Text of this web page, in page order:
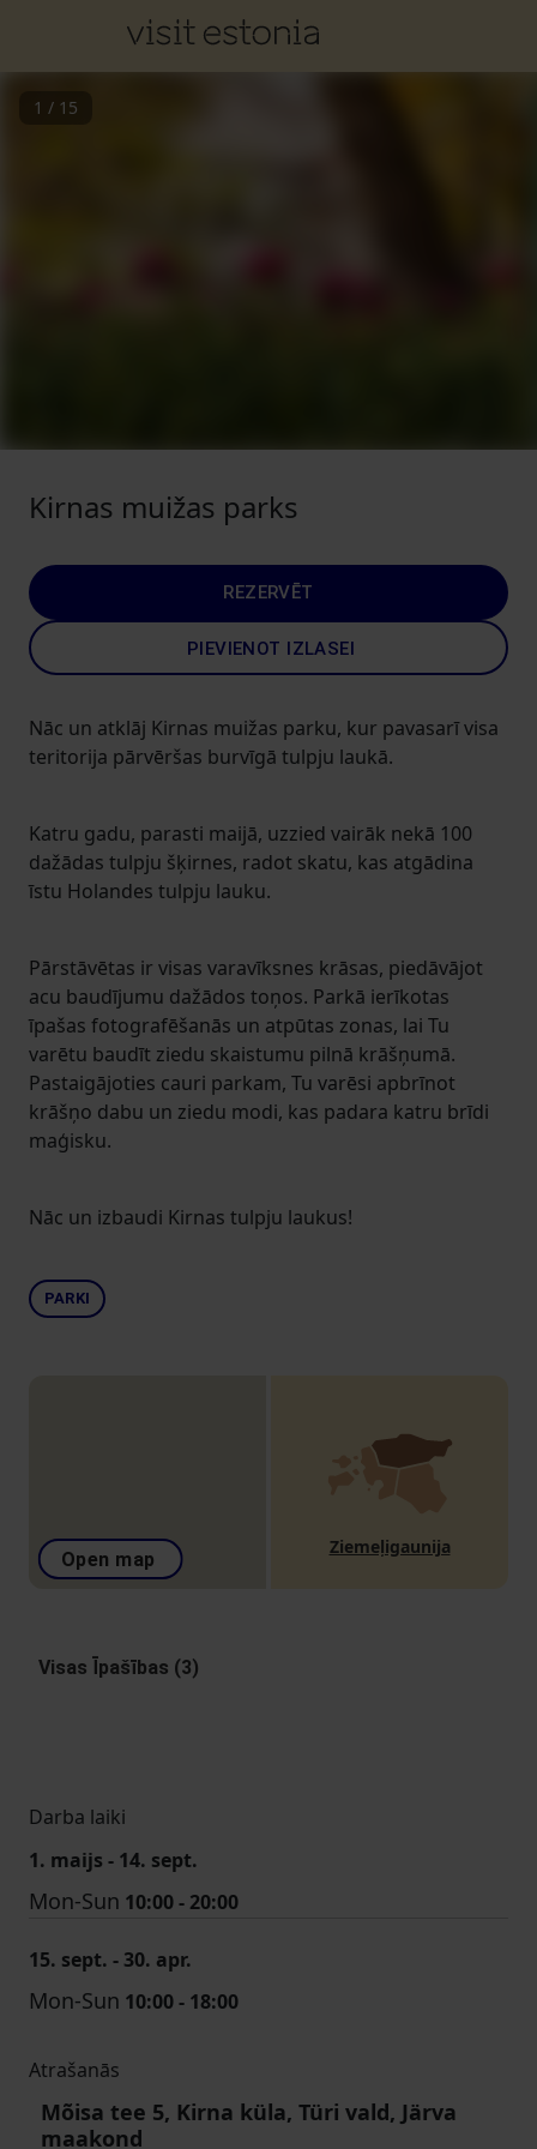
1 / 15
Kirnas muižas parks
REZERVĒT
PIEVIENOT IZLASEI
Nāc un atklāj Kirnas muižas parku, kur pavasarī visa
teritorija pārvēršas burvīgā tulpju laukā.
Katru gadu, parasti maijā, uzzied vairāk nekā 100
dažādas tulpju šķirnes, radot skatu, kas atgādina
īstu Holandes tulpju lauku.
Pārstāvētas ir visas varavīksnes krāsas, piedāvājot
acu baudījumu dažādos toņos. Parkā ierīkotas
īpašas fotografēšanās un atpūtas zonas, lai Tu
varētu baudīt ziedu skaistumu pilnā krāšņumā.
Pastaigājoties cauri parkam, Tu varēsi apbrīnot
krāšņo dabu un ziedu modi, kas padara katru brīdi
maģisku.
Nāc un izbaudi Kirnas tulpju laukus!
PARKI
Open map
Ziemeļigaunija
Visas Īpašības (3)
Darba laiki
1. maijs - 14. sept.
Mon-Sun 10:00 - 20:00
15. sept. - 30. apr.
Mon-Sun 10:00 - 18:00
Atrašanās
Mõisa tee 5, Kirna küla, Türi vald, Järva
maakond